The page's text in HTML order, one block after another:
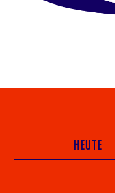
HEUTE